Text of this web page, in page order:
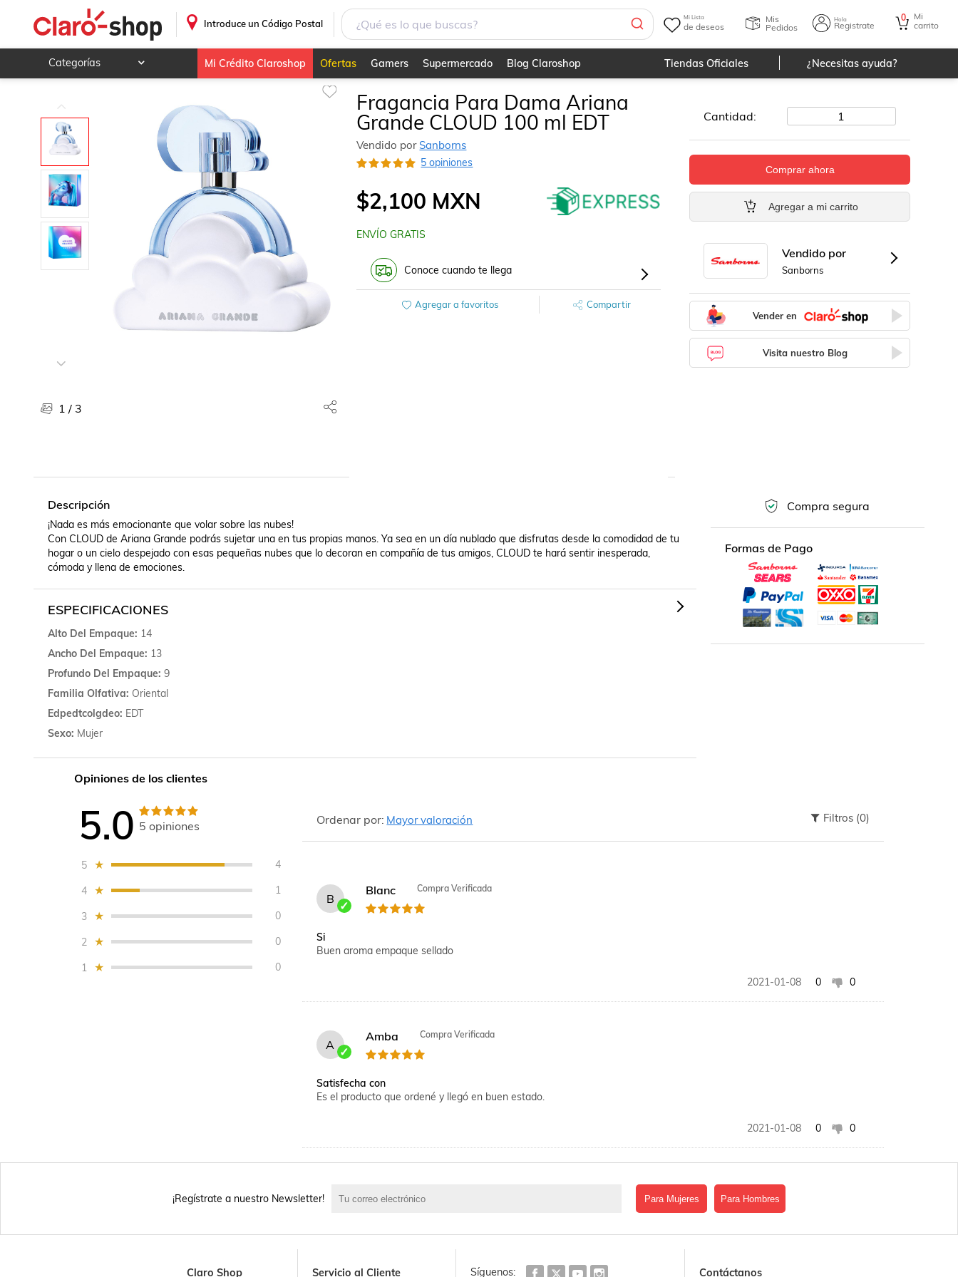
Introduce un Código Postal
Mi Lista
de deseos
Mis
Pedidos
Hola
Registrate
0
Mi
carrito
Categorías
Videojuegos
Hogar y jardín
Deportes y ocio
Animales y mascotas
Ferretería y autos
Ropa, calzado y accesorios
Mamá y bebé
Libros, revistas y comics
Otras categorías
Súpermercado
Mi Crédito Claroshop Ofertas Gamers Supermercado Blog Claroshop Tiendas Oficiales ¿Necesitas ayuda?
1 / 3
Fragancia Para Dama Ariana
Grande CLOUD 100 ml EDT
Vendido porSanborns
5 opiniones
$2,100 MXN
ENVÍO GRATIS
Conoce cuando te llega
Agregar a favoritos Compartir
Cantidad: 1
Comprar ahora
Agregar a mi carrito
Vendido por
Sanborns
Vender en
Visita nuestro Blog
Descripción
¡Nada es más emocionante que volar sobre las nubes!
Con CLOUD de Ariana Grande podrás sujetar una en tus propias manos. Ya sea en un día nublado que disfrutas desde la comodidad de tu
hogar o un cielo despejado con esas pequeñas nubes que lo decoran en compañía de tus amigos, CLOUD te hará sentir inesperada,
cómoda y llena de emociones.
ESPECIFICACIONES
Alto Del Empaque 14
Ancho Del Empaque 13
Profundo Del Empaque 9
Familia Olfativa Oriental
Edpedtcolgdeo EDT
Sexo Mujer
Compra segura
Formas de Pago
Opiniones de los clientes
5.0 5 opiniones
5 4
4 1
3 0
2 0
1 0
Ordenar por: Mayor valoración Filtros (0)
B
Blanc Compra Verificada
Si
Buen aroma empaque sellado
2021-01-08 0 0
A
Amba Compra Verificada
Satisfecha con
Es el producto que ordené y llegó en buen estado.
2021-01-08 0 0
2021-01-08
¡Regístrate a nuestro Newsletter! Para Mujeres Para Hombres
Claro Shop Servicio al Cliente Síguenos: Contáctanos